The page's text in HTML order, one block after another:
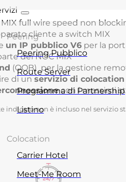
Peering
Peering Pubblico
Route Server
Programma di Partnership
Listino
Colocation
Carrier Hotel
Meet-Me Room
MIX full wire speed non
cliente a switch MIX
un IP pubblico V6 per la
del NOC MIX
(OOB) per la gestione
di un servizio di colocation
con i massimi
indicato non è incluso nel servizio